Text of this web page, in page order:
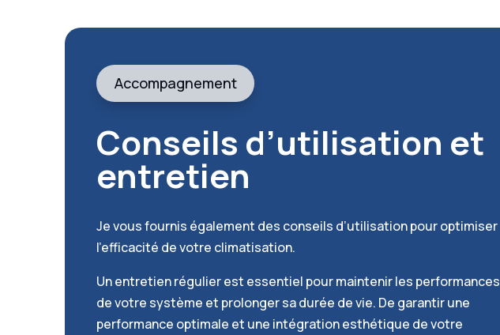
Accompagnement
Conseils d’utilisation et
entretien
Je vous fournis également des conseils d’utilisation pour optimiser
l’efficacité de votre climatisation.
Un entretien régulier est essentiel pour maintenir les performances
de votre système et prolonger sa durée de vie. De garantir une
performance optimale et une intégration esthétique de votre